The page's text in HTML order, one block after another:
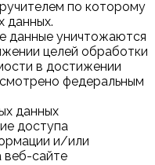
по которому
данных.
данные уничтожаются
целей обработки
в достижении
федеральным
данных
доступа
и/или
сайте